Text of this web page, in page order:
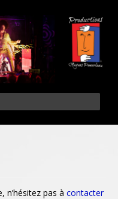
n’hésitez pas à contacter